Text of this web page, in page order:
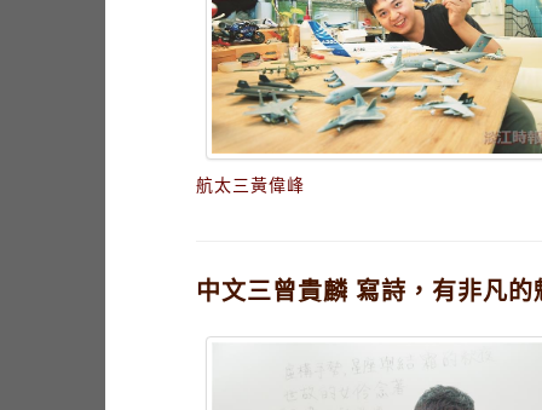
航太三黃偉峰
中文三曾貴麟 寫詩，有非凡的